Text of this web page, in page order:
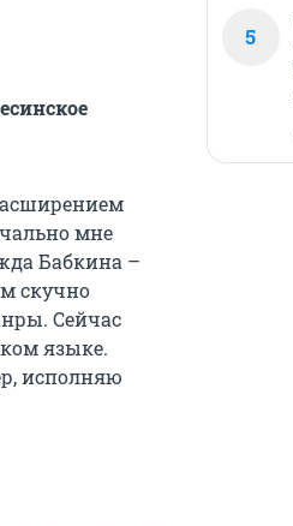
мне
Бабкина –
скучно
Сейчас
языке.
исполняю
5